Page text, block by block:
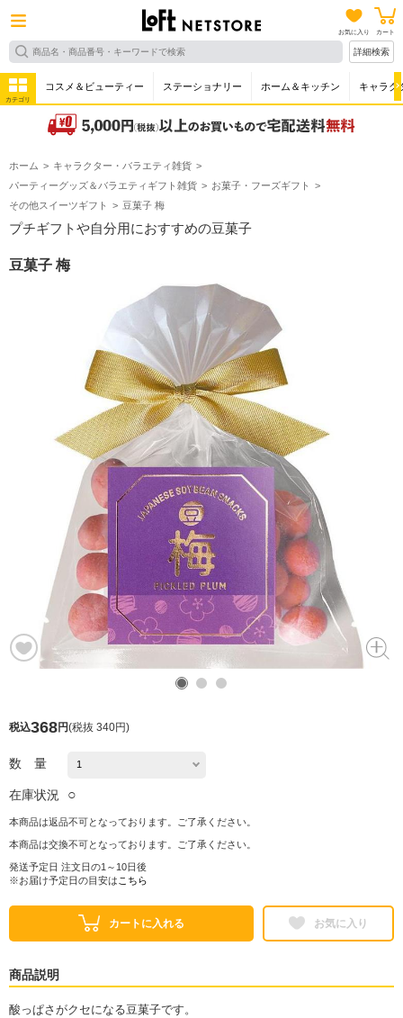
お気に入り カート
詳細検索
カテゴリ
コスメ＆ビューティー ステーショナリー ホーム＆キッチン キャラク
ホーム
キャラクター・バラエティ雑貨
パーティーグッズ＆バラエティギフト雑貨
お菓子・フーズギフト
その他スイーツギフト
豆菓子 梅
プチギフトや自分用におすすめの豆菓子
豆菓子 梅
税込368円(税抜 340円)
数 量
在庫状況 ○
本商品は返品不可となっております。ご了承ください。
本商品は交換不可となっております。ご了承ください。
発送予定日 注文日の1～10日後
※お届け予定日の目安は こちら
カートに入れる お気に入り
商品説明
酸っぱさがクセになる豆菓子です。